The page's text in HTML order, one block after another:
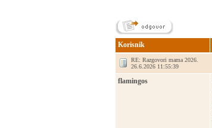
Korisnik
RE: Razgovori mama 2026.
26.6.2026 11:55:39
flamingos